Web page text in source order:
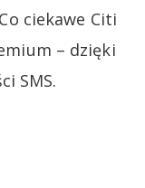
ciekawe Citi
– dzięki
SMS.